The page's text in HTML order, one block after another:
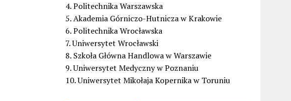
4. Politechnika Warszawska
5. Akademia Górniczo-Hutnicza w Krakowie
6. Politechnika Wrocławska
7. Uniwersytet Wrocławski
8. Szkoła Główna Handlowa w Warszawie
9. Uniwersytet Medyczny w Poznaniu
10. Uniwersytet Mikołaja Kopernika w Toruniu